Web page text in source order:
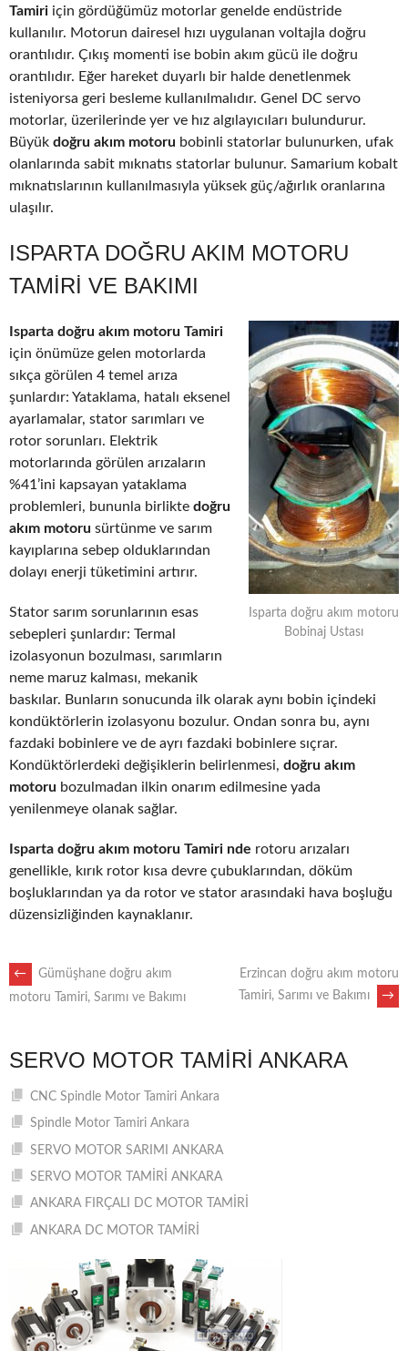
Tamiri için gördüğümüz motorlar genelde endüstride
kullanılır. Motorun dairesel hızı uygulanan voltajla doğru
orantılıdır. Çıkış momenti ise bobin akım gücü ile doğru
orantılıdır. Eğer hareket duyarlı bir halde denetlenmek
isteniyorsa geri besleme kullanılmalıdır. Genel DC servo
motorlar, üzerilerinde yer ve hız algılayıcıları bulundurur.
Büyük doğru akım motoru bobinli statorlar bulunurken, ufak
olanlarında sabit mıknatıs statorlar bulunur. Samarium kobalt
mıknatıslarının kullanılmasıyla yüksek güç/ağırlık oranlarına
ulaşılır.
ISPARTA DOĞRU AKIM MOTORU
TAMIRI VE BAKIMI
Isparta doğru akım motoru
Bobinaj Ustası
Isparta doğru akım motoru Tamiri
için önümüze gelen motorlarda
sıkça görülen 4 temel arıza
şunlardır: Yataklama, hatalı eksenel
ayarlamalar, stator sarımları ve
rotor sorunları. Elektrik
motorlarında görülen arızaların
%41’ini kapsayan yataklama
problemleri, bununla birlikte doğru
akım motoru sürtünme ve sarım
kayıplarına sebep olduklarından
dolayı enerji tüketimini artırır.
Stator sarım sorunlarının esas
sebepleri şunlardır: Termal
izolasyonun bozulması, sarımların
neme maruz kalması, mekanik
baskılar. Bunların sonucunda ilk olarak aynı bobin içindeki
kondüktörlerin izolasyonu bozulur. Ondan sonra bu, aynı
fazdaki bobinlere ve de ayrı fazdaki bobinlere sıçrar.
Kondüktörlerdeki değişiklerin belirlenmesi, doğru akım
motoru bozulmadan ilkin onarım edilmesine yada
yenilenmeye olanak sağlar.
Isparta doğru akım motoru Tamiri nde rotoru arızaları
genellikle, kırık rotor kısa devre çubuklarından, döküm
boşluklarından ya da rotor ve stator arasındaki hava boşluğu
düzensizliğinden kaynaklanır.
POST
←
Gümüşhane doğru akım
motoru Tamiri, Sarımı ve Bakımı
Erzincan doğru akım motoru
Tamiri, Sarımı ve Bakımı
→
SERVO MOTOR TAMIRI ANKARA
CNC Spindle Motor Tamiri Ankara
Spindle Motor Tamiri Ankara
SERVO MOTOR SARIMI ANKARA
SERVO MOTOR TAMİRİ ANKARA
ANKARA FIRÇALI DC MOTOR TAMİRİ
ANKARA DC MOTOR TAMİRİ